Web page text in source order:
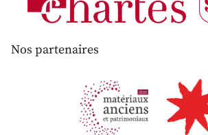
Nos partenaires